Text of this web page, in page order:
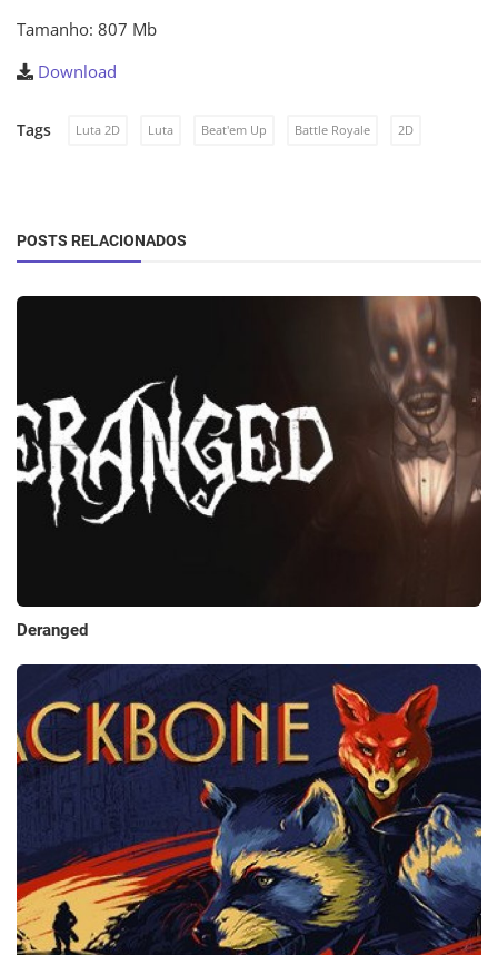
Tamanho: 807 Mb
Download
Tags Luta 2D Luta Beat'em Up Battle Royale 2D
POSTS RELACIONADOS
Deranged